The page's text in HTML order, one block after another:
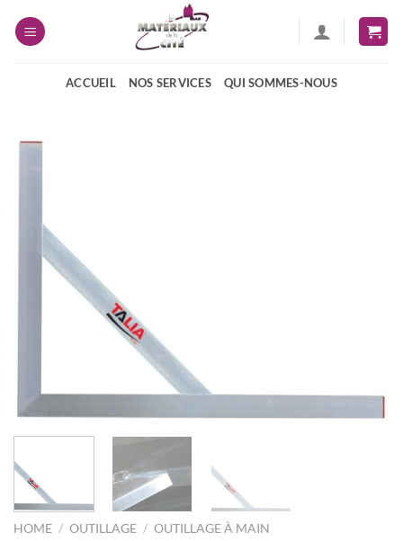
ACCUEIL NOS SERVICES QUI SOMMES-NOUS
HOME / OUTILLAGE / OUTILLAGE À MAIN